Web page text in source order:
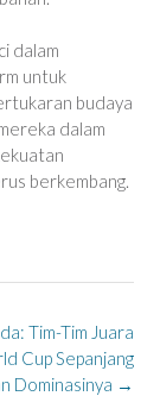
dalam
untuk
budaya
dalam
berkembang.
Tim-Tim Juara
Cup Sepanjang
Dominasinya →